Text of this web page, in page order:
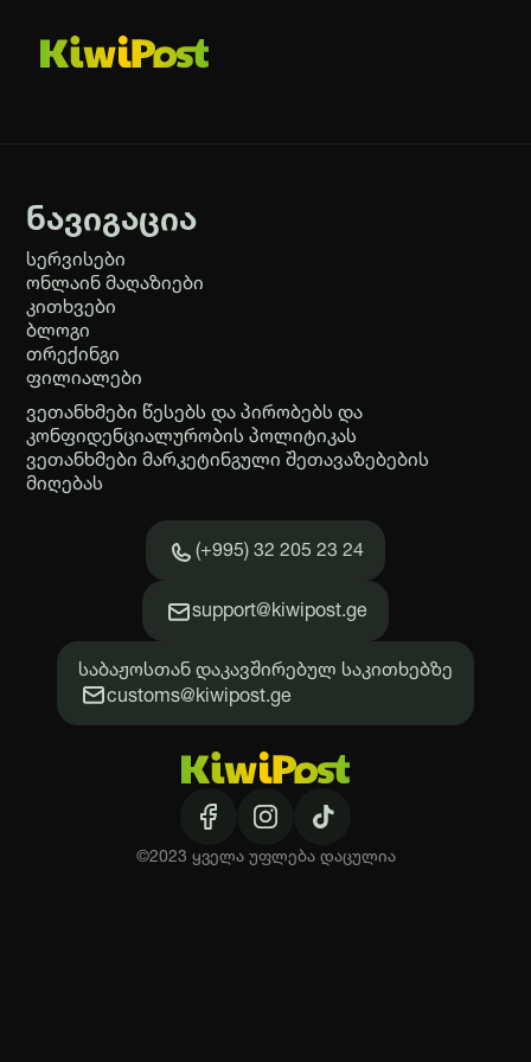
©2023 ყველა უფლება დაცულია
ნავიგაცია
სერვისები
ონლაინ მაღაზიები
კითხვები
ბლოგი
თრექინგი
ფილიალები
ვეთანხმები წესებს და პირობებს და
კონფიდენციალურობის პოლიტიკას
ვეთანხმები მარკეტინგული შეთავაზებების
მიღებას
(+995) 32 205 23 24
support@kiwipost.ge
საბაჟოსთან დაკავშირებულ საკითხებზე
customs@kiwipost.ge